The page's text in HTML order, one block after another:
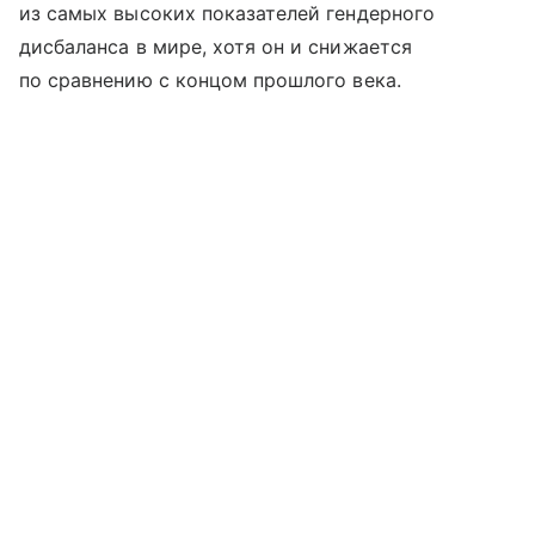
из самых высоких показателей гендерного
дисбаланса в мире, хотя он и снижается
по сравнению с концом прошлого века.